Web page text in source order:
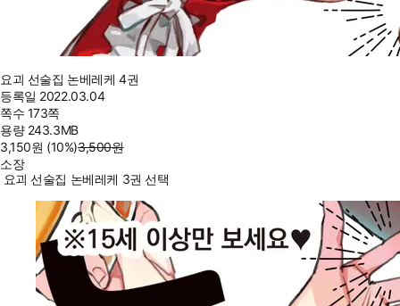
요괴 선술집 논베레케 4권
등록일 2022.03.04
쪽수 173쪽
용량 243.3MB
3,150원 (10%)3,500원
소장
요괴 선술집 논베레케 3권 선택